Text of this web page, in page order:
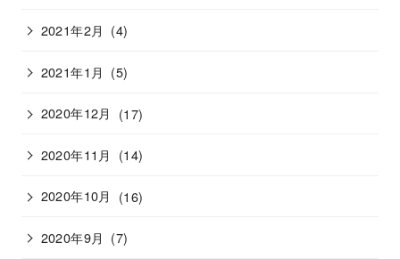
2021年2月 (4)
2021年1月 (5)
2020年12月 (17)
2020年11月 (14)
2020年10月 (16)
2020年9月 (7)